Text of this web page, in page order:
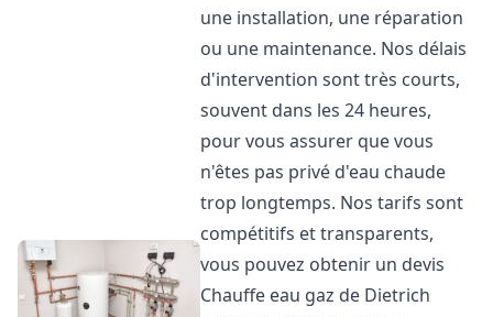
une installation, une réparation
ou une maintenance. Nos délais
d'intervention sont très courts,
souvent dans les 24 heures,
pour vous assurer que vous
n'êtes pas privé d'eau chaude
trop longtemps. Nos tarifs sont
compétitifs et transparents,
vous pouvez obtenir un devis
Chauffe eau gaz de Dietrich